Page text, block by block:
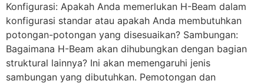
Konfigurasi: Apakah Anda memerlukan H-Beam dalam
konfigurasi standar atau apakah Anda membutuhkan
potongan-potongan yang disesuaikan? Sambungan:
Bagaimana H-Beam akan dihubungkan dengan bagian
struktural lainnya? Ini akan memengaruhi jenis
sambungan yang dibutuhkan. Pemotongan dan